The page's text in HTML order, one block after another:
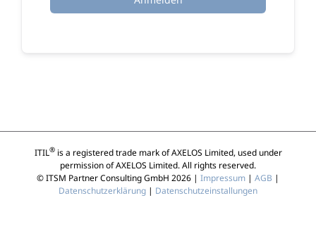
ITIL®is a registered trade mark of AXELOS Limited, used under
permission of AXELOS Limited. All rights reserved.
© ITSM Partner Consulting GmbH 2026 | Impressum | AGB |
Datenschutzerklärung | Datenschutzeinstallungen